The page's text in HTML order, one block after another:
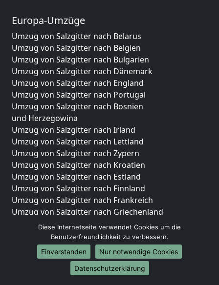
Europa-Umzüge
Umzug von Salzgitter nach Belarus
Umzug von Salzgitter nach Belgien
Umzug von Salzgitter nach Bulgarien
Umzug von Salzgitter nach Dänemark
Umzug von Salzgitter nach England
Umzug von Salzgitter nach Portugal
Umzug von Salzgitter nach Bosnien
und Herzegowina
Umzug von Salzgitter nach Irland
Umzug von Salzgitter nach Lettland
Umzug von Salzgitter nach Zypern
Umzug von Salzgitter nach Kroatien
Umzug von Salzgitter nach Estland
Umzug von Salzgitter nach Finnland
Umzug von Salzgitter nach Frankreich
Umzug von Salzgitter nach Griechenland
Umzug von Salzgitter nach Italien
Umzug von Salzgitter nach Liechtenstein
Umzug von Salzgitter nach Luxemburg
Umzug von Salzgitter nach Niederlande
Umzug von Salzgitter nach Norwegen
Diese Internetseite verwendet Cookies um die
Benutzerfreundlichkeit zu verbessern.
Einverstanden
Nur notwendige Cookies
Datenschutzerklärung